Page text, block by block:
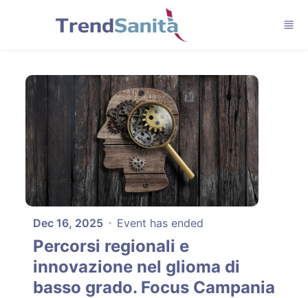
Dec 16, 2025 Event has ended
Percorsi regionali e
innovazione nel glioma di
basso grado. Focus Campania